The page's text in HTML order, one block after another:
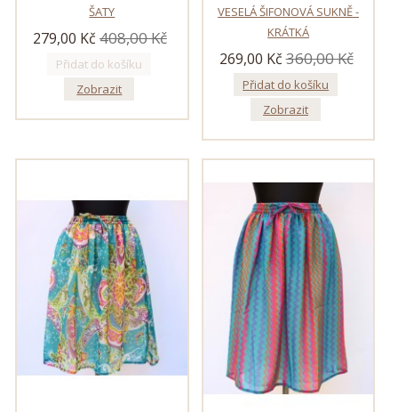
ŠATY
279,00 Kč 408,00 Kč
Přidat do košíku
Zobrazit
VESELÁ ŠIFONOVÁ SUKNĚ -
KRÁTKÁ
269,00 Kč 360,00 Kč
Přidat do košíku
Zobrazit